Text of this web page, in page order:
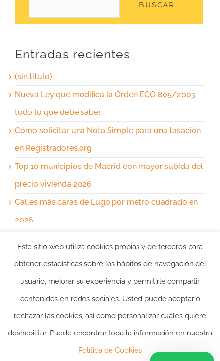
BUSCAR
Entradas recientes
(sin título)
Nueva Ley que modifica la Orden ECO 805/2003:
todo lo que debe saber
Cómo solicitar una Nota Simple para una tasación
en Registradores.org
Top 10 municipios de Madrid con mayor subida del
precio vivienda 2026
Calles más caras de Lugo por metro cuadrado en
2026
Comentarios recientes
No hay comentarios que mostrar.
|
Este sitio web utiliza cookies propias y de terceros para
obtener estadísticas sobre los hábitos de navegación del
usuario, mejorar su experiencia y permitirle compartir
contenidos en redes sociales. Usted puede aceptar o
rechazar las cookies, así como personalizar cuáles quiere
deshabilitar. Puede encontrar toda la información en nuestra
Política de Cookies